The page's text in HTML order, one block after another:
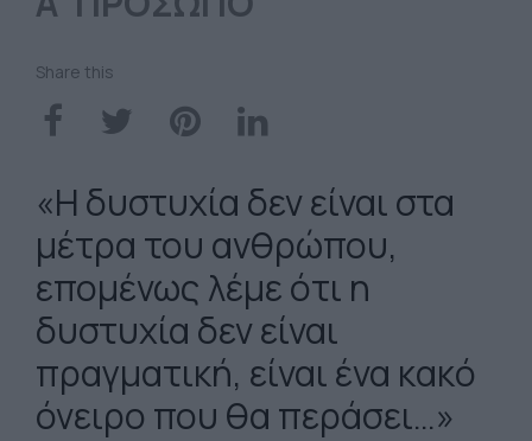
Share this
«Η δυστυχία δεν είναι στα
μέτρα του ανθρώπου,
επομένως λέμε ότι η
δυστυχία δεν είναι
πραγματική, είναι ένα κακό
όνειρο που θα περάσει…»